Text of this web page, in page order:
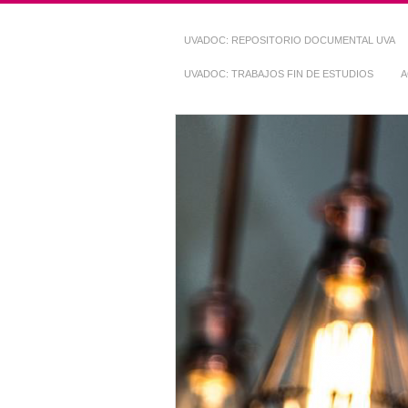
UVADOC: REPOSITORIO DOCUMENTAL UVA
UVADOC: TRABAJOS FIN DE ESTUDIOS
Repositorio
~ UVaDOC